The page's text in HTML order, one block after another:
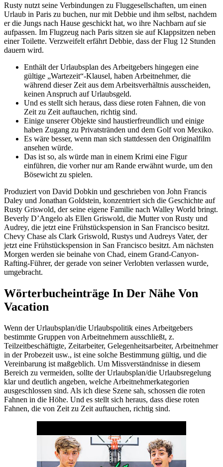
Rusty nutzt seine Verbindungen zu Fluggesellschaften, um einen
Urlaub in Paris zu buchen, nur mit Debbie und ihm selbst, nachdem
er die Jungs nach Hause geschickt hat, wo ihre Nachbarn auf sie
aufpassen. Im Flugzeug nach Paris sitzen sie auf Klappsitzen neben
einer Toilette. Verzweifelt erfährt Debbie, dass der Flug 12 Stunden
dauern wird.
Enthält der Urlaubsplan des Arbeitgebers hingegen eine
gültige „Wartezeit“-Klausel, haben Arbeitnehmer, die
während dieser Zeit aus dem Arbeitsverhältnis ausscheiden,
keinen Anspruch auf Urlaubsgeld.
Und es stellt sich heraus, dass diese roten Fahnen, die von
Zeit zu Zeit auftauchen, richtig sind.
Einige unserer Objekte sind haustierfreundlich und einige
haben Zugang zu Privatstränden und dem Golf von Mexiko.
Es wäre besser, wenn man sich stattdessen den Originalfilm
ansehen würde.
Das ist so, als würde man in einem Krimi eine Figur
einführen, die vorher nur am Rande erwähnt wurde, um den
Bösewicht zu spielen.
Produziert von David Dobkin und geschrieben von John Francis
Daley und Jonathan Goldstein, konzentriert sich die Geschichte auf
Rusty Griswold, der seine eigene Familie nach Walley World bringt.
Beverly D’Angelo als Ellen Griswold, die Mutter von Rusty und
Audrey, die jetzt eine Frühstückspension in San Francisco besitzt.
Chevy Chase als Clark Griswold, Rustys und Audreys Vater, der
jetzt eine Frühstückspension in San Francisco besitzt. Am nächsten
Morgen werden sie beinahe von Chad, einem Grand-Canyon-
Rafting-Führer, der gerade von seiner Verlobten verlassen wurde,
umgebracht.
Wörterbucheinträge In Der Nähe Von
Vacation
Wenn der Urlaubsplan/die Urlaubspolitik eines Arbeitgebers
bestimmte Gruppen von Arbeitnehmern ausschließt, z.
Teilzeitbeschäftigte, Zeitarbeiter, Gelegenheitsarbeiter, Arbeitnehmer
in der Probezeit usw., ist eine solche Bestimmung gültig, und die
Vereinbarung ist maßgeblich. Um Missverständnisse in diesem
Bereich zu vermeiden, sollte der Urlaubsplan/die Urlaubsregelung
klar und deutlich angeben, welche Arbeitnehmerkategorien
ausgeschlossen sind. Als ich diese Szene sah, schossen die roten
Fahnen in die Höhe. Und es stellt sich heraus, dass diese roten
Fahnen, die von Zeit zu Zeit auftauchen, richtig sind.